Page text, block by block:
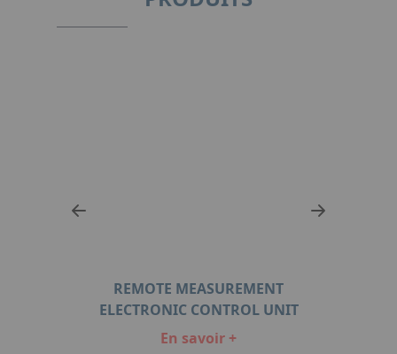
REMOTE MEASUREMENT
ELECTRONIC CONTROL UNIT
En savoir +